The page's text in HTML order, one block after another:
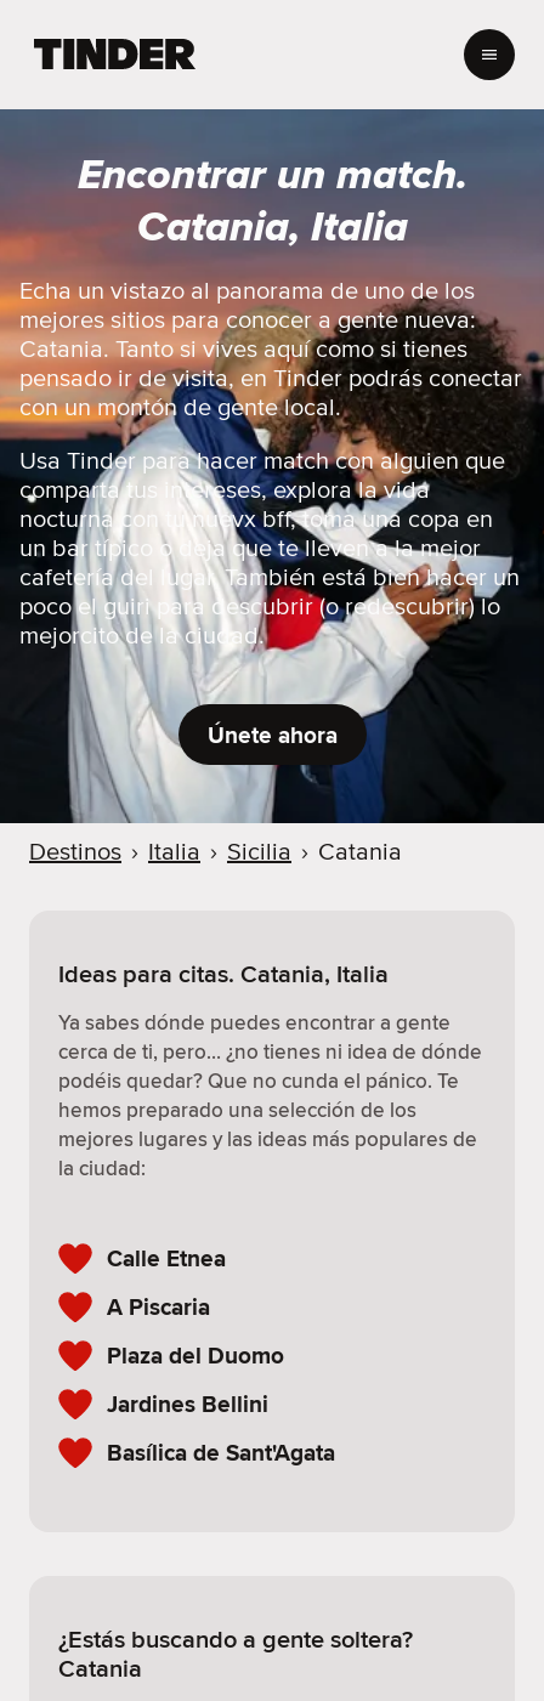
r
n
c
i
o
Encontrar un match.
Catania, Italia
Echa un vistazo al panorama de uno de los
mejores sitios para conocer a gente nueva:
Catania. Tanto si vives aquí como si tienes
pensado ir de visita, en Tinder podrás conectar
con un montón de gente local.
Usa Tinder para hacer match con alguien que
comparta tus intereses, explora la vida
nocturna con tu nuevx bff, toma una copa en
un bar típico o deja que te lleven a la mejor
cafetería del lugar. También está bien hacer un
poco el guiri para descubrir (o redescubrir) lo
mejorcito de la ciudad.
Únete ahora
Destinos › Italia › Sicilia › Catania
Ideas para citas. Catania, Italia
Ya sabes dónde puedes encontrar a gente
cerca de ti, pero… ¿no tienes ni idea de dónde
podéis quedar? Que no cunda el pánico. Te
hemos preparado una selección de los
mejores lugares y las ideas más populares de
la ciudad:
Calle Etnea
A Piscaria
Plaza del Duomo
Jardines Bellini
Basílica de Sant'Agata
¿Estás buscando a gente soltera?
Catania